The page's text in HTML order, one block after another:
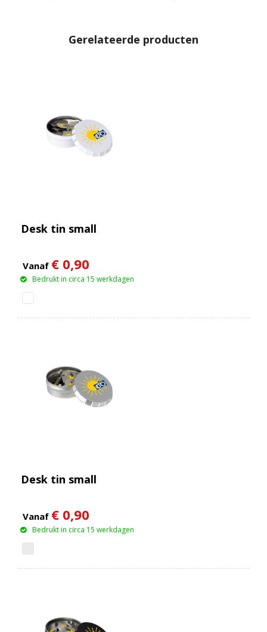
Gerelateerde producten
Desk tin small
Vanaf € 0,90
Bedrukt in circa 15 werkdagen
Desk tin small
Vanaf € 0,90
Bedrukt in circa 15 werkdagen